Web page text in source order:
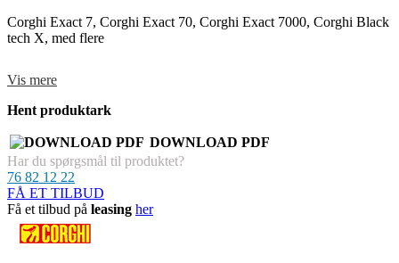
Corghi Exact 7, Corghi Exact 70, Corghi Exact 7000, Corghi Black
tech X, med flere
Vis mere
Hent produktark
DOWNLOAD PDF
Har du spørgsmål til produktet?
76 82 12 22
FÅ ET TILBUD
Få et tilbud på leasing her